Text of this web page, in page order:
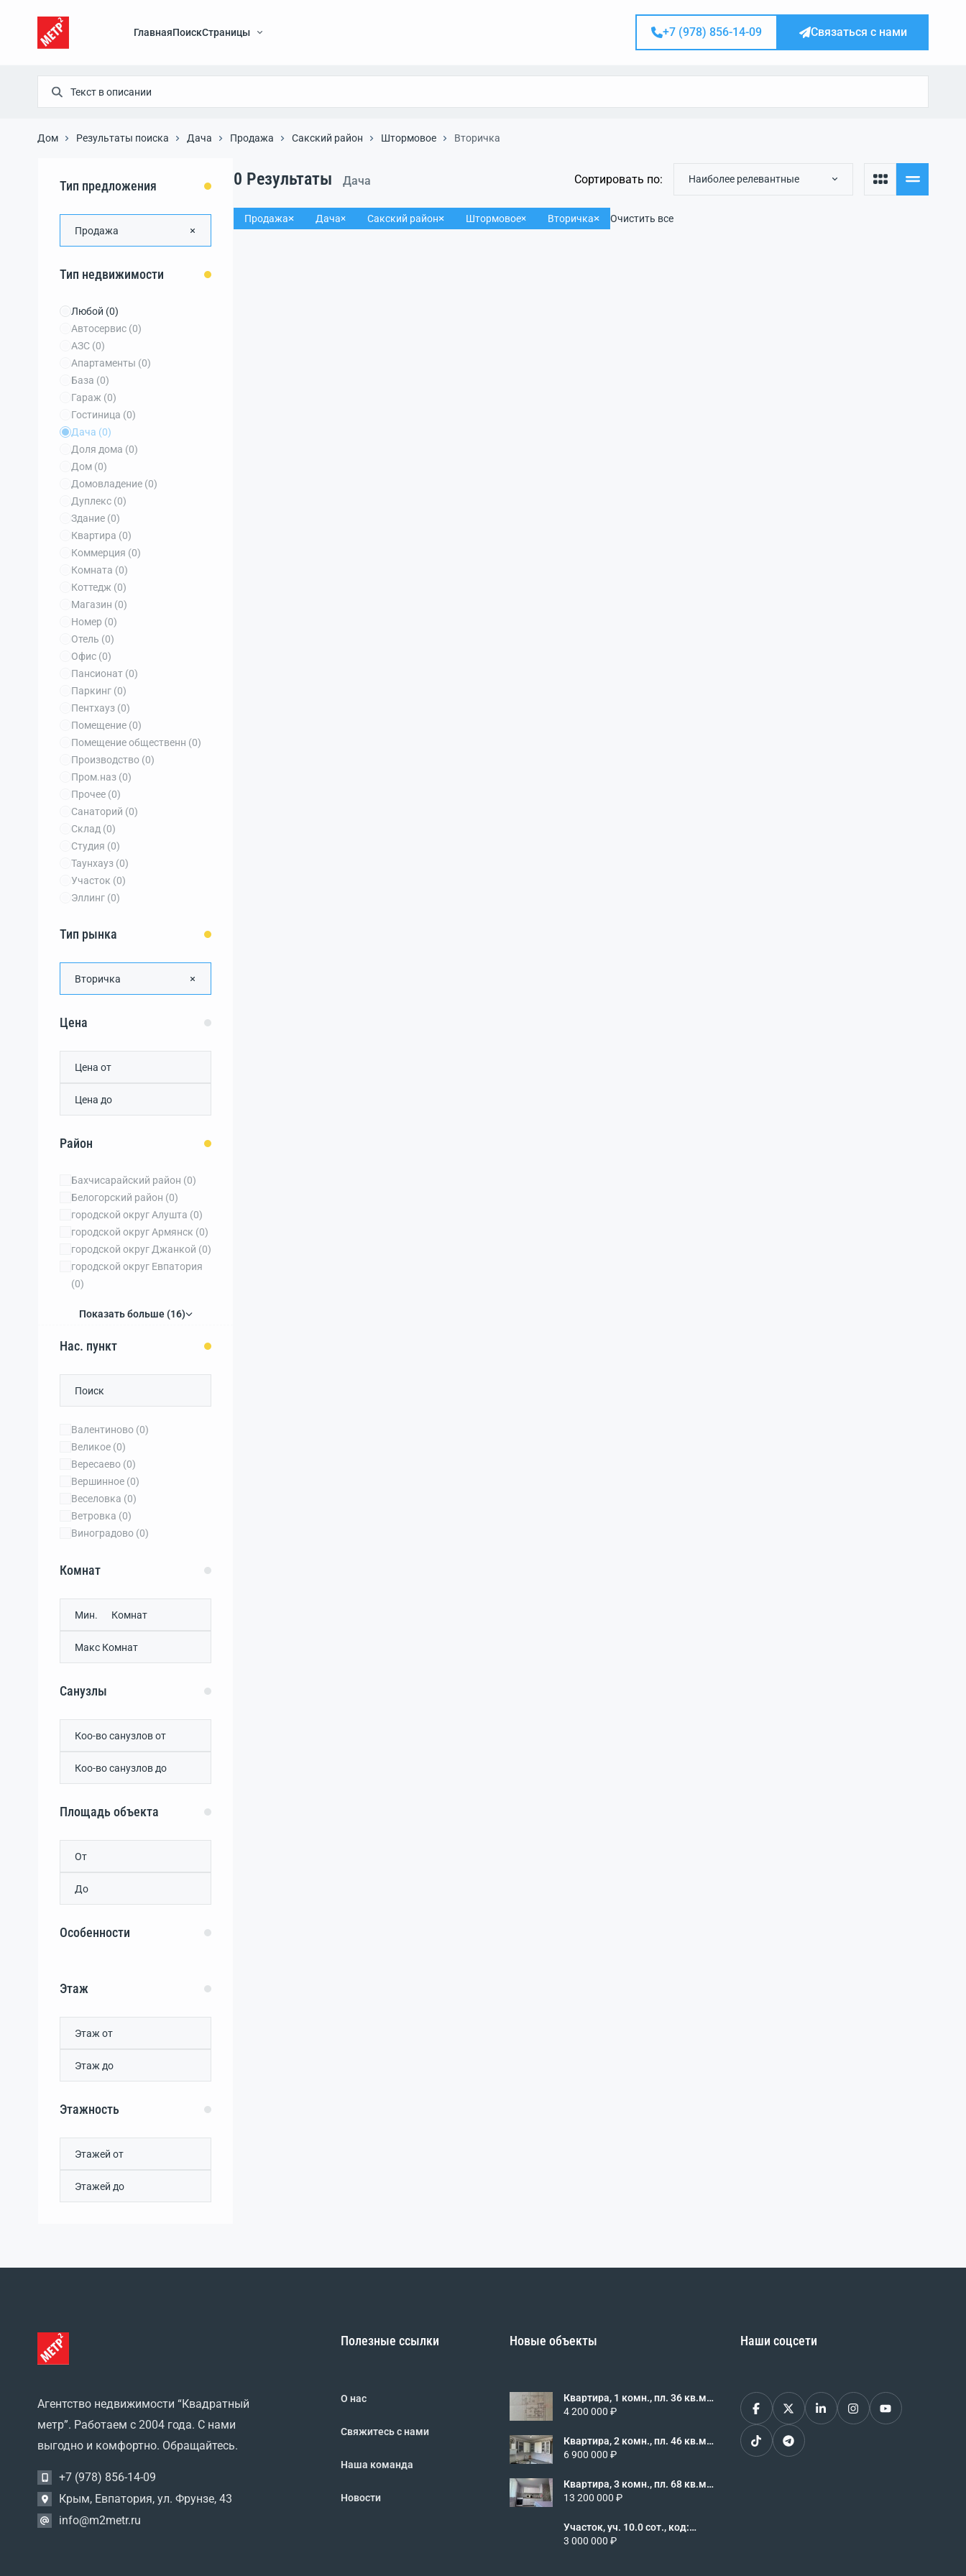
ГлавнаяПоискСтраницы +7 (978) 856-14-09 Связаться с нами
Дом Результаты поиска Дача Продажа Сакский район Штормовое Вторичка
Тип предложения
Продажа
Тип недвижимости
Любой (0)
Автосервис (0)
АЗС (0)
Апартаменты (0)
База (0)
Гараж (0)
Гостиница (0)
Дача (0)
Доля дома (0)
Дом (0)
Домовладение (0)
Дуплекс (0)
Здание (0)
Квартира (0)
Коммерция (0)
Комната (0)
Коттедж (0)
Магазин (0)
Номер (0)
Отель (0)
Офис (0)
Пансионат (0)
Паркинг (0)
Пентхауз (0)
Помещение (0)
Помещение общественн (0)
Производство (0)
Пром.наз (0)
Прочее (0)
Санаторий (0)
Склад (0)
Студия (0)
Таунхауз (0)
Участок (0)
Эллинг (0)
Тип рынка
Вторичка
Цена
Район
Бахчисарайский район (0)
Белогорский район (0)
городской округ Алушта (0)
городской округ Армянск (0)
городской округ Джанкой (0)
городской округ Евпатория
(0)
Показать больше (16)
Нас. пункт
Валентиново (0)
Великое (0)
Вересаево (0)
Вершинное (0)
Веселовка (0)
Ветровка (0)
Виноградово (0)
Властное
Воробьево(0)
Гаршино(0)
Глинка(0)
кооператив Нептун
Елизаветово(0)
Жаворонки(0)
Журавли(0)
Каменоломня(0)
Кольцово(0)
Крайнее
Куликовка
Лиманное(0)
Наташино(0)
Наумовка
Новофедоровка
Огневое(0)
Охотниково(0)
Поповка (0)
потребительский
садоводческий кооператив
Солдатское
СТ Таврида(0)
Столбовое(0)
Трудовое(0)
Туннельное(0)
Уютное(0)
Комнат
Санузлы
Площадь объекта
Особенности
Этаж
Этажность
0 Результаты Дача Сортировать по: Наиболее релевантные
Продажа Дача Сакский район Штормовое Вторичка Очистить все
Агентство недвижимости “Квадратный
метр”. Работаем с 2004 года. С нами
выгодно и комфортно. Обращайтесь.
+7 (978) 856-14-09
Крым, Евпатория, ул. Фрунзе, 43
info@m2metr.ru
Полезные ссылки
О нас
Свяжитесь с нами
Наша команда
Новости
Новые объекты
Квартира, 1 комн., пл. 36 кв.м.,
3/5 эт., код: 462490
4 200 000 ₽
Квартира, 2 комн., пл. 46 кв.м.,
9/10 эт., код: 462489
6 900 000 ₽
Квартира, 3 комн., пл. 68 кв.м.,
4/5 эт., код: 462488
13 200 000 ₽
Участок, уч. 10.0 сот., код:
462485
3 000 000 ₽
Наши соцсети